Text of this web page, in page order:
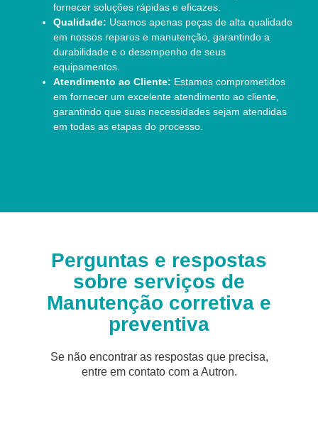
fornecer soluções rápidas e eficazes.
Qualidade: Usamos apenas peças de alta qualidade
em nossos reparos e manutenção, garantindo a
durabilidade e o desempenho de seus
equipamentos.
Atendimento ao Cliente: Estamos comprometidos
em fornecer um excelente atendimento ao cliente,
garantindo que suas necessidades sejam atendidas
em todas as etapas do processo.
Perguntas e respostas
sobre serviços de
Manutenção corretiva e
preventiva
Se não encontrar as respostas que precisa,
entre em contato com a Autron.